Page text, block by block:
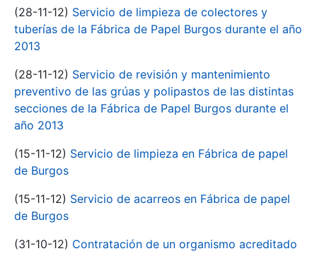
(28-11-12) Servicio de limpieza de colectores y
tuberías de la Fábrica de Papel Burgos durante el año
2013
(28-11-12) Servicio de revisión y mantenimiento
preventivo de las grúas y polipastos de las distintas
secciones de la Fábrica de Papel Burgos durante el
año 2013
(15-11-12) Servicio de limpieza en Fábrica de papel
de Burgos
(15-11-12) Servicio de acarreos en Fábrica de papel
de Burgos
(31-10-12) Contratación de un organismo acreditado